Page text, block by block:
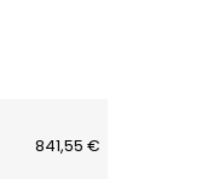
841,55 €